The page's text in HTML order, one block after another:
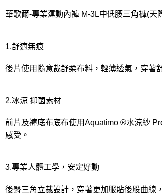
華歌爾-專業運動內褲 M-3L中低腰三角褲(天
1.舒適無痕
後片使用隨意裁舒柔布料，輕薄透氣，穿著
2.冰涼 抑菌素材
前片及褲底布底布使用Aquatimo ®水涼紗
感受。
3.專業人體工學，安定好動
後臀三角立裁設計，穿著更加服貼後股曲線